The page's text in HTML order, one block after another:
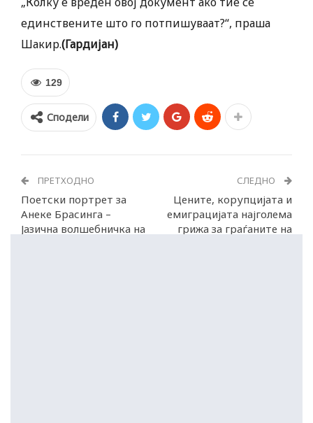
единствените што го потпишуваат?“, праша
Шакир.(Гардијан)
129
Сподели
ПРЕТХОДНО
Поетски портрет за
Анеке Брасинга –
Јазична волшебничка на
СЛЕДНО
Цените, корупцијата и
емиграцијата најголема
грижа за граѓаните на